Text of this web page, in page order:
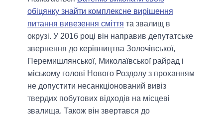
обіцянку знайти комплексне вирішення
питання вивезення сміття та звалищ в
окрузі. У 2016 році він направив депутатське
звернення до керівництва Золочівської,
Перемишлянської, Миколаївської райрад і
міському голові Нового Роздолу з проханням
не допустити несанкціонований вивіз
твердих побутових відходів на місцеві
звалища. Також він звертався до